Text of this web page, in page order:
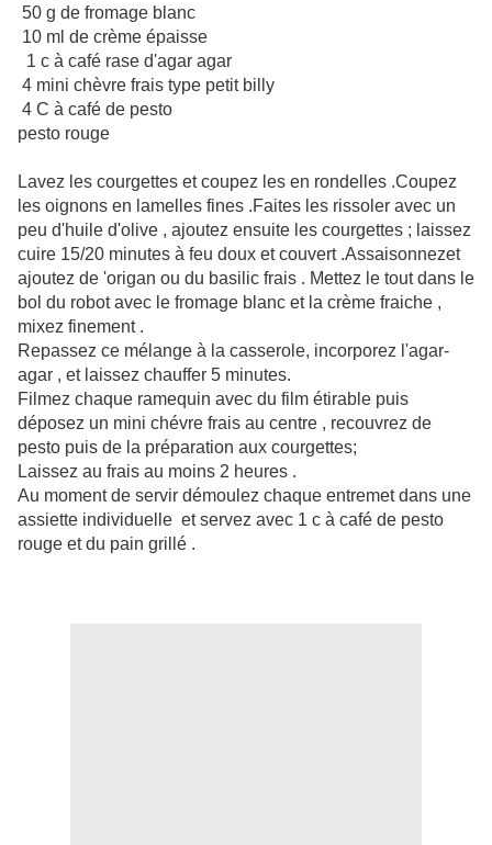
50 g de fromage blanc
10 ml de crème épaisse
1 c à café rase d'agar agar
4 mini chèvre frais type petit billy
4 C à café de pesto
pesto rouge
Lavez les courgettes et coupez les en rondelles .Coupez
les oignons en lamelles fines .Faites les rissoler avec un
peu d'huile d'olive , ajoutez ensuite les courgettes ; laissez
cuire 15/20 minutes à feu doux et couvert .Assaisonnezet
ajoutez de 'origan ou du basilic frais . Mettez le tout dans le
bol du robot avec le fromage blanc et la crème fraiche ,
mixez finement .
Repassez ce mélange à la casserole, incorporez l'agar-
agar , et laissez chauffer 5 minutes.
Filmez chaque ramequin avec du film étirable puis
déposez un mini chévre frais au centre , recouvrez de
pesto puis de la préparation aux courgettes;
Laissez au frais au moins 2 heures .
Au moment de servir démoulez chaque entremet dans une
assiette individuelle et servez avec 1 c à café de pesto
rouge et du pain grillé .